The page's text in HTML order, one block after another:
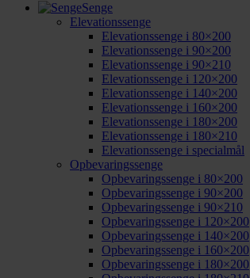
Senge
Elevationssenge
Elevationssenge i 80×200
Elevationssenge i 90×200
Elevationssenge i 90×210
Elevationssenge i 120×200
Elevationssenge i 140×200
Elevationssenge i 160×200
Elevationssenge i 180×200
Elevationssenge i 180×210
Elevationssenge i specialmål
Opbevaringssenge
Opbevaringssenge i 80×200
Opbevaringssenge i 90×200
Opbevaringssenge i 90×210
Opbevaringssenge i 120×200
Opbevaringssenge i 140×200
Opbevaringssenge i 160×200
Opbevaringssenge i 180×200